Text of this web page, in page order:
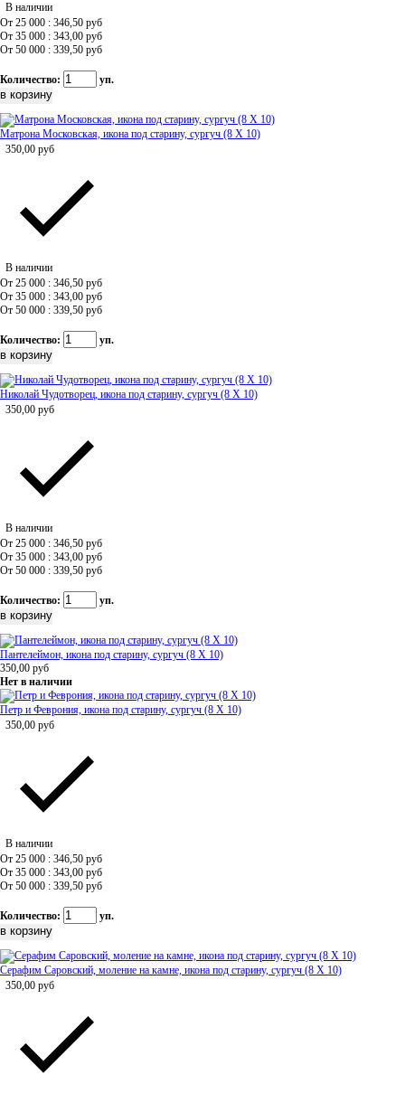
В наличии
От 25 000 : 346,50 руб
От 35 000 : 343,00 руб
От 50 000 : 339,50 руб
Количество: уп.
Матрона Московская, икона под старину, сургуч (8 Х 10)
350,00 руб
В наличии
От 25 000 : 346,50 руб
От 35 000 : 343,00 руб
От 50 000 : 339,50 руб
Количество: уп.
Николай Чудотворец, икона под старину, сургуч (8 Х 10)
350,00 руб
В наличии
От 25 000 : 346,50 руб
От 35 000 : 343,00 руб
От 50 000 : 339,50 руб
Количество: уп.
Пантелеймон, икона под старину, сургуч (8 Х 10)
350,00 руб
Нет в наличии
Петр и Феврония, икона под старину, сургуч (8 Х 10)
350,00 руб
В наличии
От 25 000 : 346,50 руб
От 35 000 : 343,00 руб
От 50 000 : 339,50 руб
Количество: уп.
Серафим Саровский, моление на камне, икона под старину, сургуч (8 Х 10)
350,00 руб